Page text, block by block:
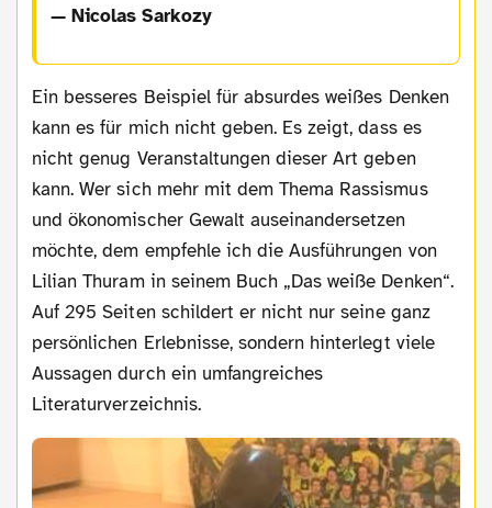
— Nicolas Sarkozy
Ein besseres Beispiel für absurdes weißes Denken
kann es für mich nicht geben. Es zeigt, dass es
nicht genug Veranstaltungen dieser Art geben
kann. Wer sich mehr mit dem Thema Rassismus
und ökonomischer Gewalt auseinandersetzen
möchte, dem empfehle ich die Ausführungen von
Lilian Thuram in seinem Buch „Das weiße Denken“.
Auf 295 Seiten schildert er nicht nur seine ganz
persönlichen Erlebnisse, sondern hinterlegt viele
Aussagen durch ein umfangreiches
Literaturverzeichnis.